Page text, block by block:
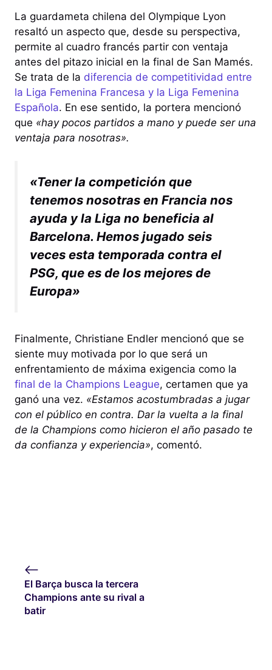
La guardameta chilena del Olympique Lyon
resaltó un aspecto que, desde su perspectiva,
permite al cuadro francés partir con ventaja
antes del pitazo inicial en la final de San Mamés.
Se trata de la diferencia de competitividad entre
la Liga Femenina Francesa y la Liga Femenina
Española. En ese sentido, la portera mencionó
que «hay pocos partidos a mano y puede ser una
ventaja para nosotras».
«Tener la competición que
tenemos nosotras en Francia nos
ayuda y la Liga no beneficia al
Barcelona. Hemos jugado seis
veces esta temporada contra el
PSG, que es de los mejores de
Europa»
Finalmente, Christiane Endler mencionó que se
siente muy motivada por lo que será un
enfrentamiento de máxima exigencia como la
final de la Champions League, certamen que ya
ganó una vez. «Estamos acostumbradas a jugar
con el público en contra. Dar la vuelta a la final
de la Champions como hicieron el año pasado te
da confianza y experiencia», comentó.
El Barça busca la tercera
Champions ante su rival a
batir